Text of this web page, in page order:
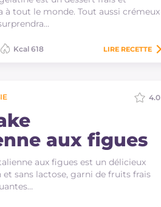
à tout le monde. Tout aussi crémeux
Kcal 618 LIRE RECETTE
aux figues
aux figues est un délicieux
et sans lactose, garni de fruits frais
4.0